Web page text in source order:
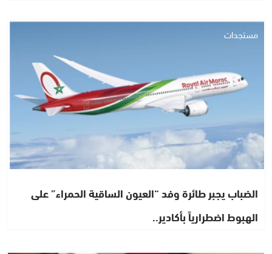
مستجدات
الضباب يجبر طائرة وفد “العيون الساقية الحمراء” على
الهبوط اضطرارياً بأكادير..